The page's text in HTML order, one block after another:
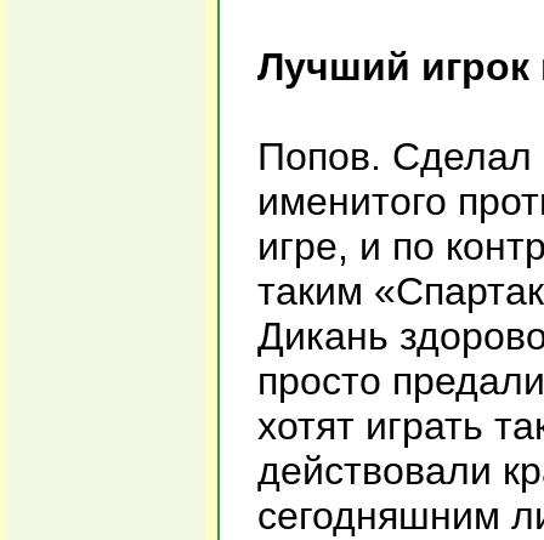
Лучший игрок
Попов. Сделал
именитого
игре, и по
таким
Дикань
просто
хотят играть
действовали
сегодняшним